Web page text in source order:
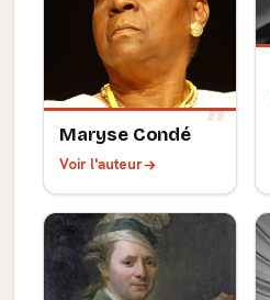
Maryse Condé
Voir l'auteur